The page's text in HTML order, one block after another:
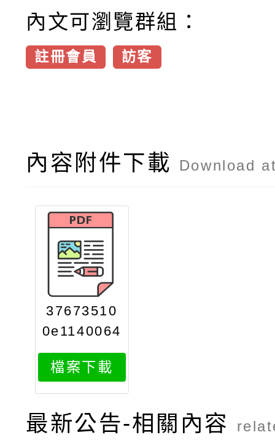
內文可瀏覽群組：
註冊會員 訪客
內容附件下載 Download
37673510
0e1140064
979attach
3
檔案下載
最新公告-相關內容